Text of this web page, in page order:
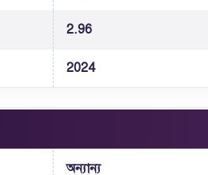
2.96
2024
অন্যান্য